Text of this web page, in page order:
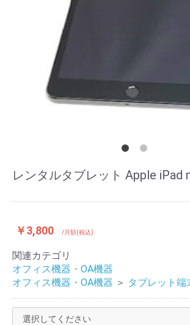
レンタルタブレット Apple iPad
￥3,800 /月額(税込)
関連カテゴリ
オフィス機器・OA機器
オフィス機器・OA機器 ＞ タブレット端